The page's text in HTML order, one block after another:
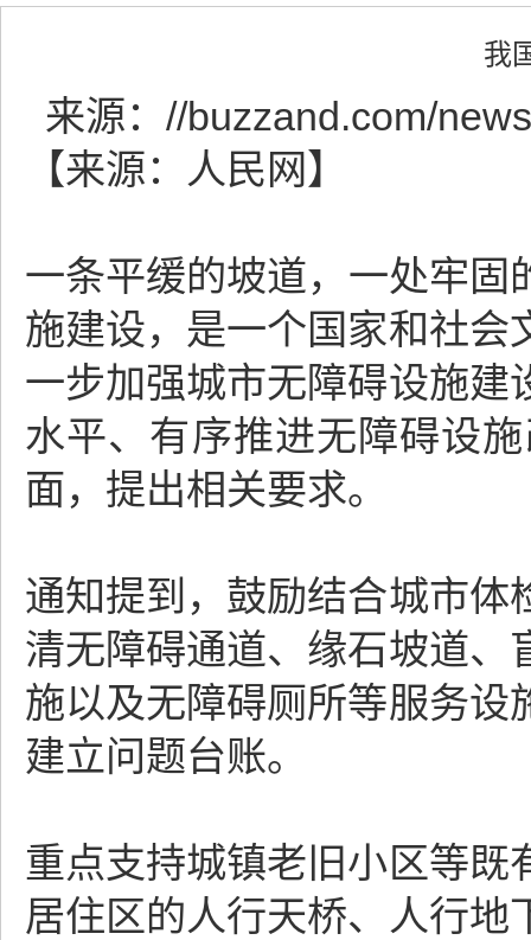
我
来源： //buzzand.com/
【来源：人民网】
一条平缓的坡道，一处牢
施建设，是一个国家和社会
一步加强城市无障碍设施建
水平、有序推进无障碍设
面，提出相关要求。
通知提到，鼓励结合城市体
清无障碍通道、缘石坡道、
施以及无障碍厕所等服务设
建立问题台账。
重点支持城镇老旧小区等既
居住区的人行天桥、人行地